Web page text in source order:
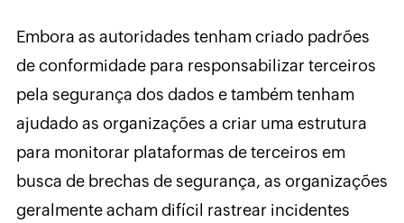
Embora as autoridades tenham criado padrões
de conformidade para responsabilizar terceiros
pela segurança dos dados e também tenham
ajudado as organizações a criar uma estrutura
para monitorar plataformas de terceiros em
busca de brechas de segurança, as organizações
geralmente acham difícil rastrear incidentes